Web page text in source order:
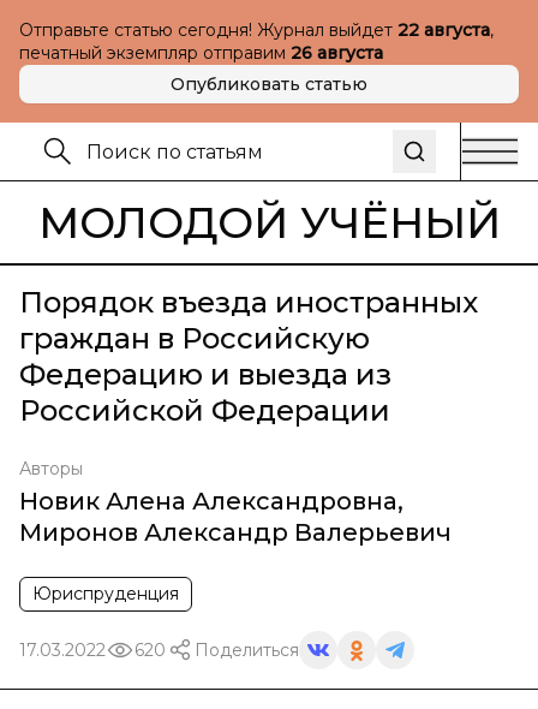
Отправьте статью сегодня! Журнал выйдет 22 августа,
печатный экземпляр отправим 26 августа
Опубликовать статью
МОЛОДОЙ УЧЁНЫЙ
Порядок въезда иностранных
граждан в Российскую
Федерацию и выезда из
Российской Федерации
Авторы
Новик Алена Александровна,
Миронов Александр Валерьевич
Юриспруденция
17.03.2022 620 Поделиться